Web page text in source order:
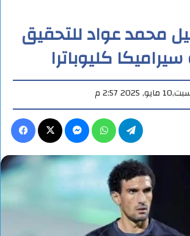
محمد عواد للتحقيق
كليوباترا
2025 2:57 م
ماسنجر واتساب تيلقرام